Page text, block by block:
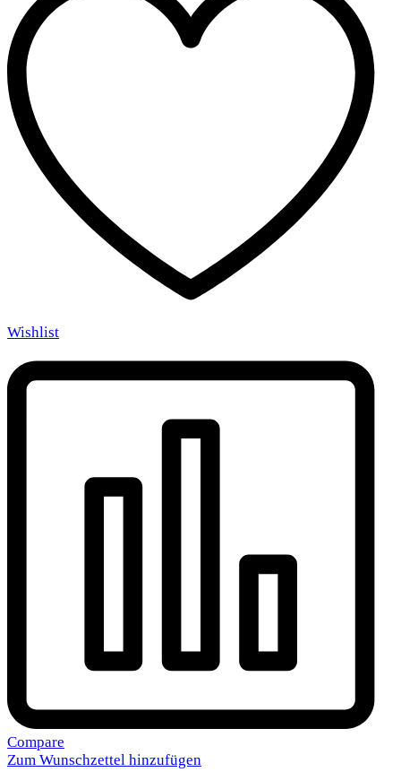
Wishlist
Compare
Zum Wunschzettel hinzufügen